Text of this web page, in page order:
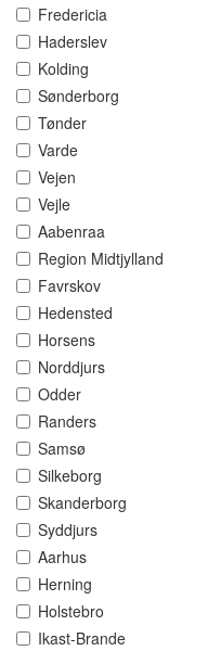
Fredericia
Haderslev
Kolding
Sønderborg
Tønder
Varde
Vejen
Vejle
Aabenraa
Region Midtjylland
Favrskov
Hedensted
Horsens
Norddjurs
Odder
Randers
Samsø
Silkeborg
Skanderborg
Syddjurs
Aarhus
Herning
Holstebro
Ikast-Brande